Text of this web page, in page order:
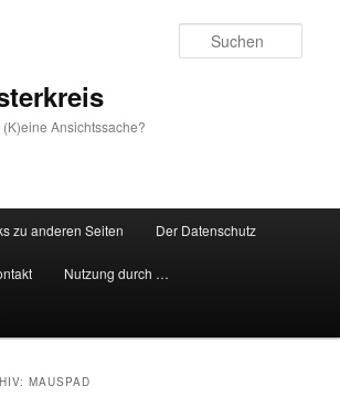
Ansichtssache?
zu anderen Seiten Der Datenschutz
Nutzung durch …
MAUSPAD